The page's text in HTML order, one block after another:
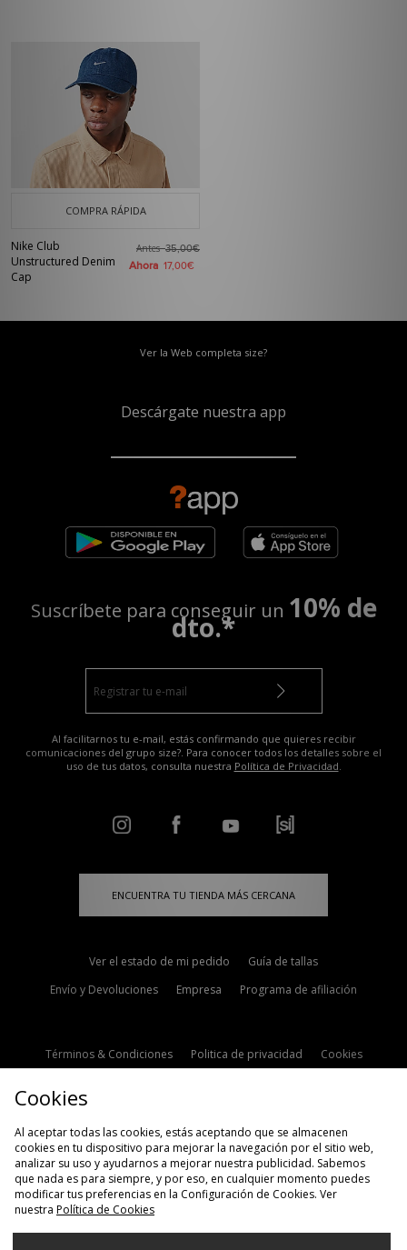
COMPRA RÁPIDA
Nike Club
Unstructured Denim
Cap
Antes35,00€
Ahora 17,00€
Ver la Web completa size?
Descárgate nuestra app
Suscríbete para conseguir un 10% de
dto.*
Al facilitarnos tu e-mail, estás confirmando que quieres recibir
comunicaciones del grupo size?. Para conocer todos los detalles sobre el
uso de tus datos, consulta nuestra Política de Privacidad.
ENCUENTRA TU TIENDA MÁS CERCANA
Ver el estado de mi pedido
Guía de tallas
Envío y Devoluciones
Empresa Programa de afiliación
Términos & Condiciones Politica de privacidad
Cookies
Selecciona País
Cookies
Al aceptar todas las cookies, estás aceptando que se almacenen
cookies en tu dispositivo para mejorar la navegación por el sitio web,
analizar su uso y ayudarnos a mejorar nuestra publicidad. Sabemos
que nada es para siempre, y por eso, en cualquier momento puedes
modificar tus preferencias en la Configuración de Cookies. Ver
nuestra Política de Cookies